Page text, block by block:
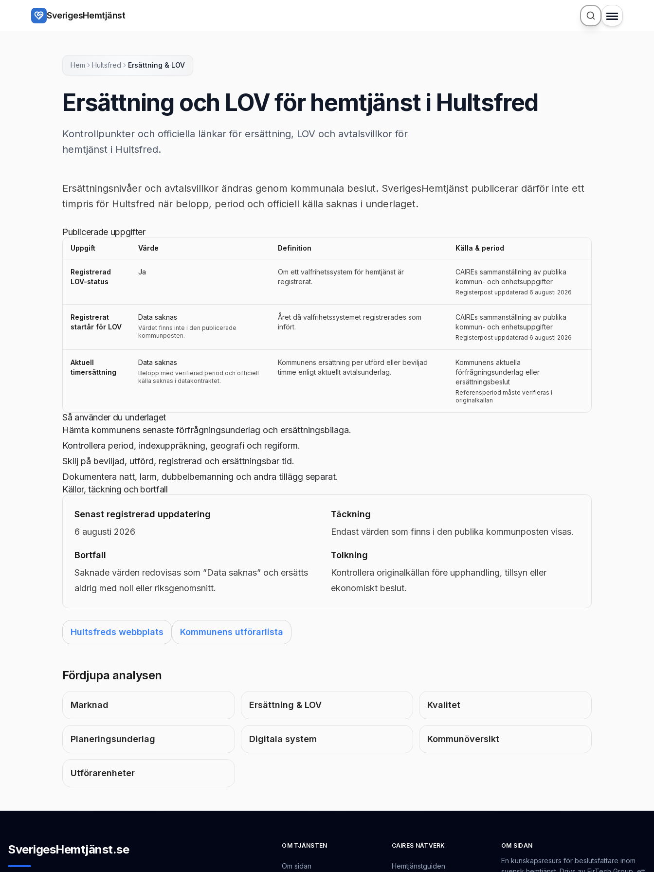
Hoppa till huvudinnehåll
SverigesHemtjänst
Hem Hultsfred Ersättning & LOV
Ersättning och LOV för hemtjänst i Hultsfred
Kontrollpunkter och officiella länkar för ersättning, LOV och avtalsvillkor för
hemtjänst i Hultsfred.
Ersättningsnivåer och avtalsvillkor ändras genom kommunala beslut. SverigesHemtjänst publicerar därför inte ett
timpris för Hultsfred när belopp, period och officiell källa saknas i underlaget.
Publicerade uppgifter
Uppgift Värde Definition Källa & period
Registrerad
LOV-status
Ja
Om ett valfrihetssystem för hemtjänst är
registrerat.
CAIREs sammanställning av publika
kommun- och enhetsuppgifter
Registerpost uppdaterad 6 augusti 2026
Registrerat
startår för LOV
Data saknas
Värdet finns inte i den publicerade
kommunposten.
Året då valfrihetssystemet registrerades som
infört.
CAIREs sammanställning av publika
kommun- och enhetsuppgifter
Registerpost uppdaterad 6 augusti 2026
Aktuell
timersättning
Data saknas
Belopp med verifierad period och officiell
källa saknas i datakontraktet.
Kommunens ersättning per utförd eller beviljad
timme enligt aktuellt avtalsunderlag.
Kommunens aktuella
förfrågningsunderlag eller
ersättningsbeslut
Referensperiod måste verifieras i
originalkällan
Så använder du underlaget
Hämta kommunens senaste förfrågningsunderlag och ersättningsbilaga.
Kontrollera period, indexuppräkning, geografi och regiform.
Skilj på beviljad, utförd, registrerad och ersättningsbar tid.
Dokumentera natt, larm, dubbelbemanning och andra tillägg separat.
Källor, täckning och bortfall
Senast registrerad uppdatering
6 augusti 2026
Täckning
Endast värden som finns i den publika kommunposten visas.
Bortfall
Saknade värden redovisas som ”Data saknas” och ersätts
aldrig med noll eller riksgenomsnitt.
Tolkning
Kontrollera originalkällan före upphandling, tillsyn eller
ekonomiskt beslut.
Hultsfreds webbplats Kommunens utförarlista
Fördjupa analysen
Marknad Ersättning & LOV Kvalitet
Planeringsunderlag Digitala system Kommunöversikt
Utförarenheter
SverigesHemtjänst.se OM TJÄNSTEN
Om sidan
CAIRES NÄTVERK
Hemtjänstguiden
OM SIDAN
En kunskapsresurs för beslutsfattare inom